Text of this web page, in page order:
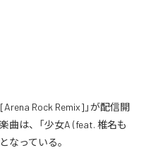
Rock Remix]」が配信開
曲は、「少女A (feat. 椎名も
なっている。